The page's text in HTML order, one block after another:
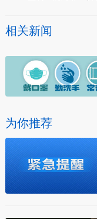
相关新闻
为你推荐